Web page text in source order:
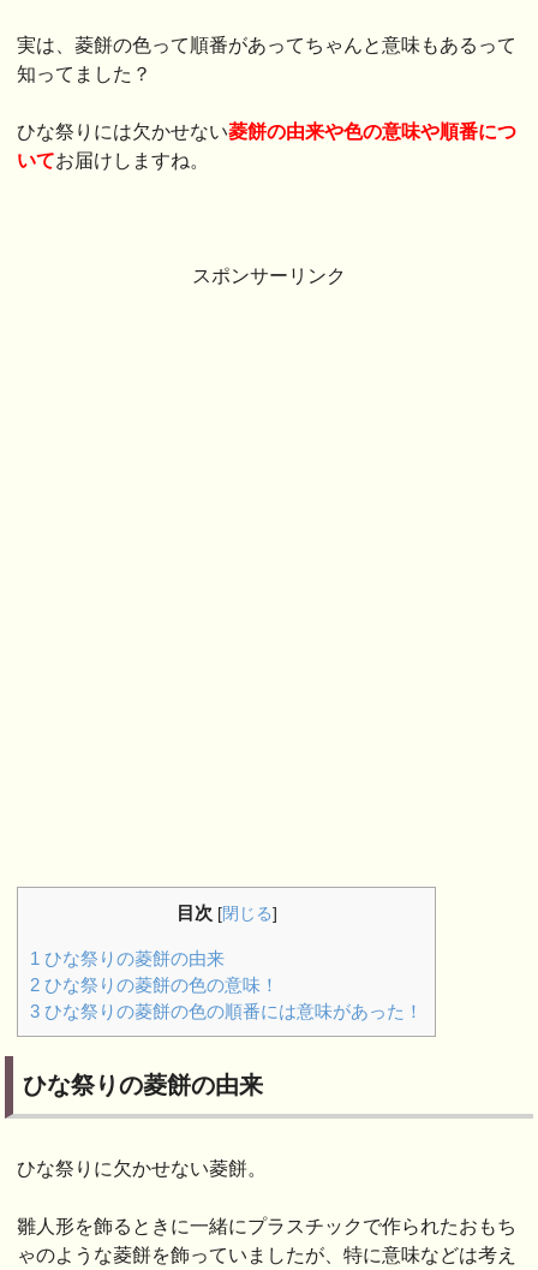
実は、菱餅の色って順番があってちゃんと意味もあるって
知ってました？
ひな祭りには欠かせない菱餅の由来や色の意味や順番につ
いてお届けしますね。
スポンサーリンク
目次 [閉じる]
1 ひな祭りの菱餅の由来
2 ひな祭りの菱餅の色の意味！
3 ひな祭りの菱餅の色の順番には意味があった！
ひな祭りの菱餅の由来
ひな祭りに欠かせない菱餅。
雛人形を飾るときに一緒にプラスチックで作られたおもち
ゃのような菱餅を飾っていましたが、特に意味などは考え